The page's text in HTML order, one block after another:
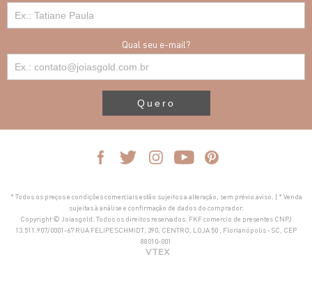
Qual seu e-mail?
Quero
* Todos os preços e condições comerciais estão sujeitos a alteração, sem prévio aviso. | * Venda
sujeitas à análise e confirmação de dados do comprador.
Copyright © Joiasgold. Todos os direitos reservados. FKF comercio de presentes CNPJ
13.511.907/0001-67 RUA FELIPE SCHMIDT, 390, CENTRO, LOJA 50 , Florianópolis - SC, CEP
88010-001
VTEX